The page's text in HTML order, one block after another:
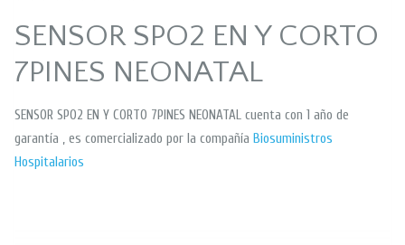
SENSOR SPO2 EN Y CORTO
7PINES NEONATAL
SENSOR SPO2 EN Y CORTO 7PINES NEONATAL cuenta con 1 año de
garantía , es comercializado por la compañía Biosuministros
Hospitalarios